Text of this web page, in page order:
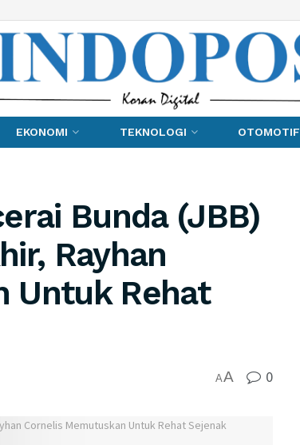
EKONOMI TEKNOLOGI OTOMOTIF
Bunda (JBB)
Rayhan
Untuk Rehat
AA 0